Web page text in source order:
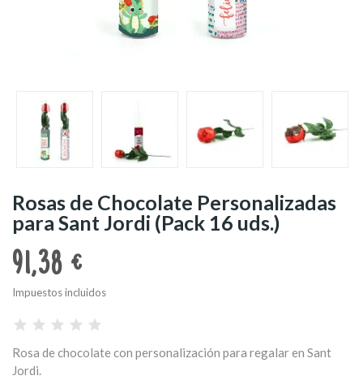
Rosas de Chocolate Personalizadas
para Sant Jordi (Pack 16 uds.)
91,38 €
Impuestos incluidos
Rosa de chocolate con personalización para regalar en Sant
Jordi.